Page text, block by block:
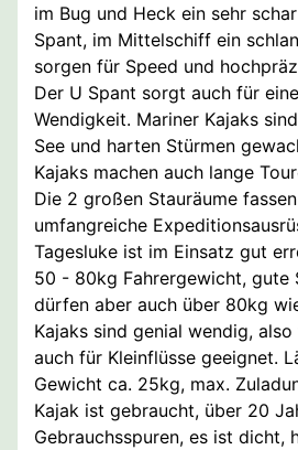
im Bug und Heck ein sehr
Spant, im Mittelschiff ein
sorgen für Speed und
Der U Spant sorgt auch für
Wendigkeit. Mariner Kajaks
See und harten Stürmen
Kajaks machen auch lange
Die 2 großen Stauräume
umfangreiche
Tagesluke ist im Einsatz gut
50 - 80kg Fahrergewicht, gute
dürfen aber auch über 80kg
Kajaks sind genial wendig,
auch für Kleinflüsse geeignet.
Gewicht ca. 25kg, max.
Kajak ist gebraucht, über 20
Gebrauchsspuren, es ist dicht,